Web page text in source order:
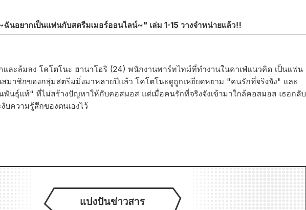
นอยากเป็นแฟนกับสตรีมเมอร์ออนไลน์~" เล่ม 1-15 วางจำหน่ายแล้ว!!
และล้มลง โคโตโนะ ฮานาโอริ (24) พนักงานพาร์ทไทม์ที่ทำงานในคาเฟ่แนวคิด เป็นแฟน
สมาชิกของกลุ่มสตรีมมิ่งมาหลายปีแล้ว โคโตโนะดูถูกเหยียดหยาม "คนรักที่จริงจัง" และ
พันธุ์แท้" ที่ไม่สร้างปัญหาให้กับคอสมอส แต่เมื่อคนรักที่จริงจังเข้ามาใกล้คอสมอส เธอกลับ
บความรู้สึกของตนเองไว้
แบ่งปันข่าวสาร